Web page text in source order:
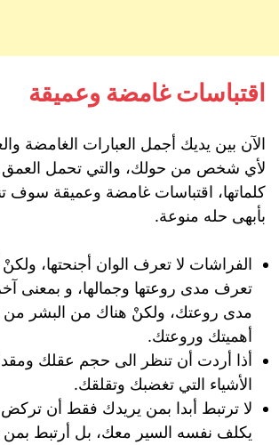
اقتباسات غامضة وعميقة
الآن بين يديك أجمل العبارات الغامضة
لأي شخص من حولك، والتي تحمل
كلماتها، اقتباسات غامضة وعميقة سوف
بأبهى حله منوعة.
‏الفراشات لا تعرف الوان أجنحتها،
تعرف مدى روعتها وجمالها، و بمعنى
مدى روعتك، ولكنْ هناك من البشر
أهميتك وروعتك.
أذا أردت أن تنظر الى حجم عقلك
الأشياء التي تغضبك وتقلقك.
لا ترتبط أبدا بمن يريدك فقط أن تركض
يكلف نفسه السير معك، بل أرتبط بمن